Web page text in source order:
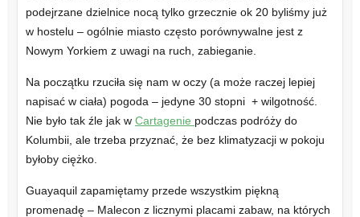
podejrzane dzielnice nocą tylko grzecznie ok 20 byliśmy już
w hostelu – ogólnie miasto często porównywalne jest z
Nowym Yorkiem z uwagi na ruch, zabieganie.
Na początku rzuciła się nam w oczy (a może raczej lepiej
napisać w ciała) pogoda – jedyne 30 stopni + wilgotność.
Nie było tak źle jak w Cartagenie podczas podróży do
Kolumbii, ale trzeba przyznać, że bez klimatyzacji w pokoju
byłoby ciężko.
Guayaquil zapamiętamy przede wszystkim piękną
promenadę – Malecon z licznymi placami zabaw, na których